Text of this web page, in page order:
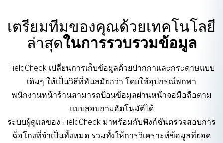
เตรียมทีมของคุณด้วยเทคโนโลยี
ล่าสุดในการรวบรวมข้อมูล
FieldCheck เปลี่ยนการเก็บข้อมูลด้วยปากกาและกระดาษแบบ
เดิมๆ ให้เป็นวิธีที่ทันสมัยกว่า โดยใช้อุปกรณ์พกพา
พนักงานหน้าร้านสามารถป้อนข้อมูลผ่านหน้าจอมือถือตาม
แบบสอบถามอัตโนมัติได้
ระบบผู้ดูแลของ FieldCheck มาพร้อมกับฟังก์ชันตรวจสอบการ
ฉ้อโกงที่จำเป็นทั้งหมด รวมทั้งให้การวิเคราะห์ข้อมูลที่ยอด